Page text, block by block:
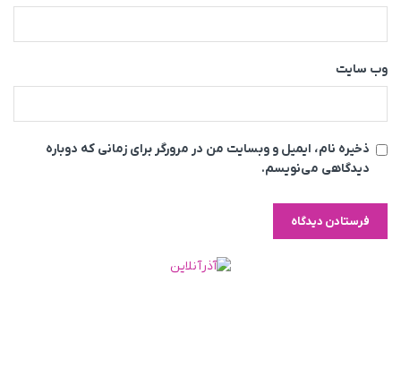
وب‌ سایت
ذخیره نام، ایمیل و وبسایت من در مرورگر برای زمانی که دوباره
دیدگاهی می‌نویسم.